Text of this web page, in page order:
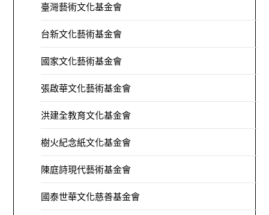
臺灣藝術文化基金會
台新文化藝術基金會
國家文化藝術基金會
張啟華文化藝術基金會
洪建全教育文化基金會
樹火紀念紙文化基金會
陳庭詩現代藝術基金會
國泰世華文化慈善基金會